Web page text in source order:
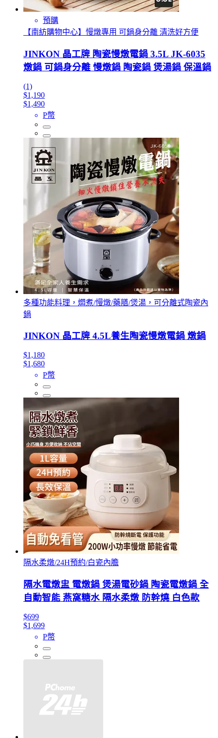
預購
【南紡購物中心】慢燉專用 可鍋身分離 清洗好方便
JINKON 晶工牌 陶瓷慢燉電鍋 3.5L JK-6035
燉鍋 可鍋身分離 慢燉鍋 陶瓷鍋 煲湯鍋 保溫鍋
(1)
$1,190
$1,490
P幣
多種功能料理，燜煮/慢燉/藥膳/煲湯，可分離式陶瓷內
鍋
JINKON 晶工牌 4.5L養生陶瓷慢燉電鍋 燉鍋
$1,180
$1,680
P幣
隔水柔燉/24H預約/白瓷內膽
隔水電燉盅 電燉鍋 煲湯電砂鍋 陶瓷電燉鍋 全
自動智能 燕窩糖水 隔水柔燉 防幹燒 白色款
$699
$1,699
P幣